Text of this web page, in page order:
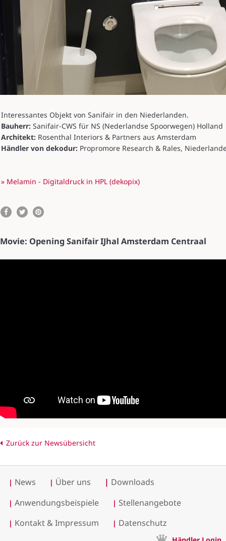
Interessantes Objekt von Sanifair in den Niederlanden.
Bauherr:Sanifair-CWS für NS (Nederlandse Spoorwegen) Holland
Architekt:Rosenthal Interiors & Partners aus Amsterdam
Händler von dekodur:Propromore Research & Rales,
» Melamin - Digitaldruck in HPL (dekopix)
Movie: Opening Sanifair IJhal Amsterdam Centraal
Zurück zur Newsübersicht
| News | Über uns | Downloads
| Anwendungsbeispiele | Stellenangebote
| Kontakt & Impressum | Datenschutz